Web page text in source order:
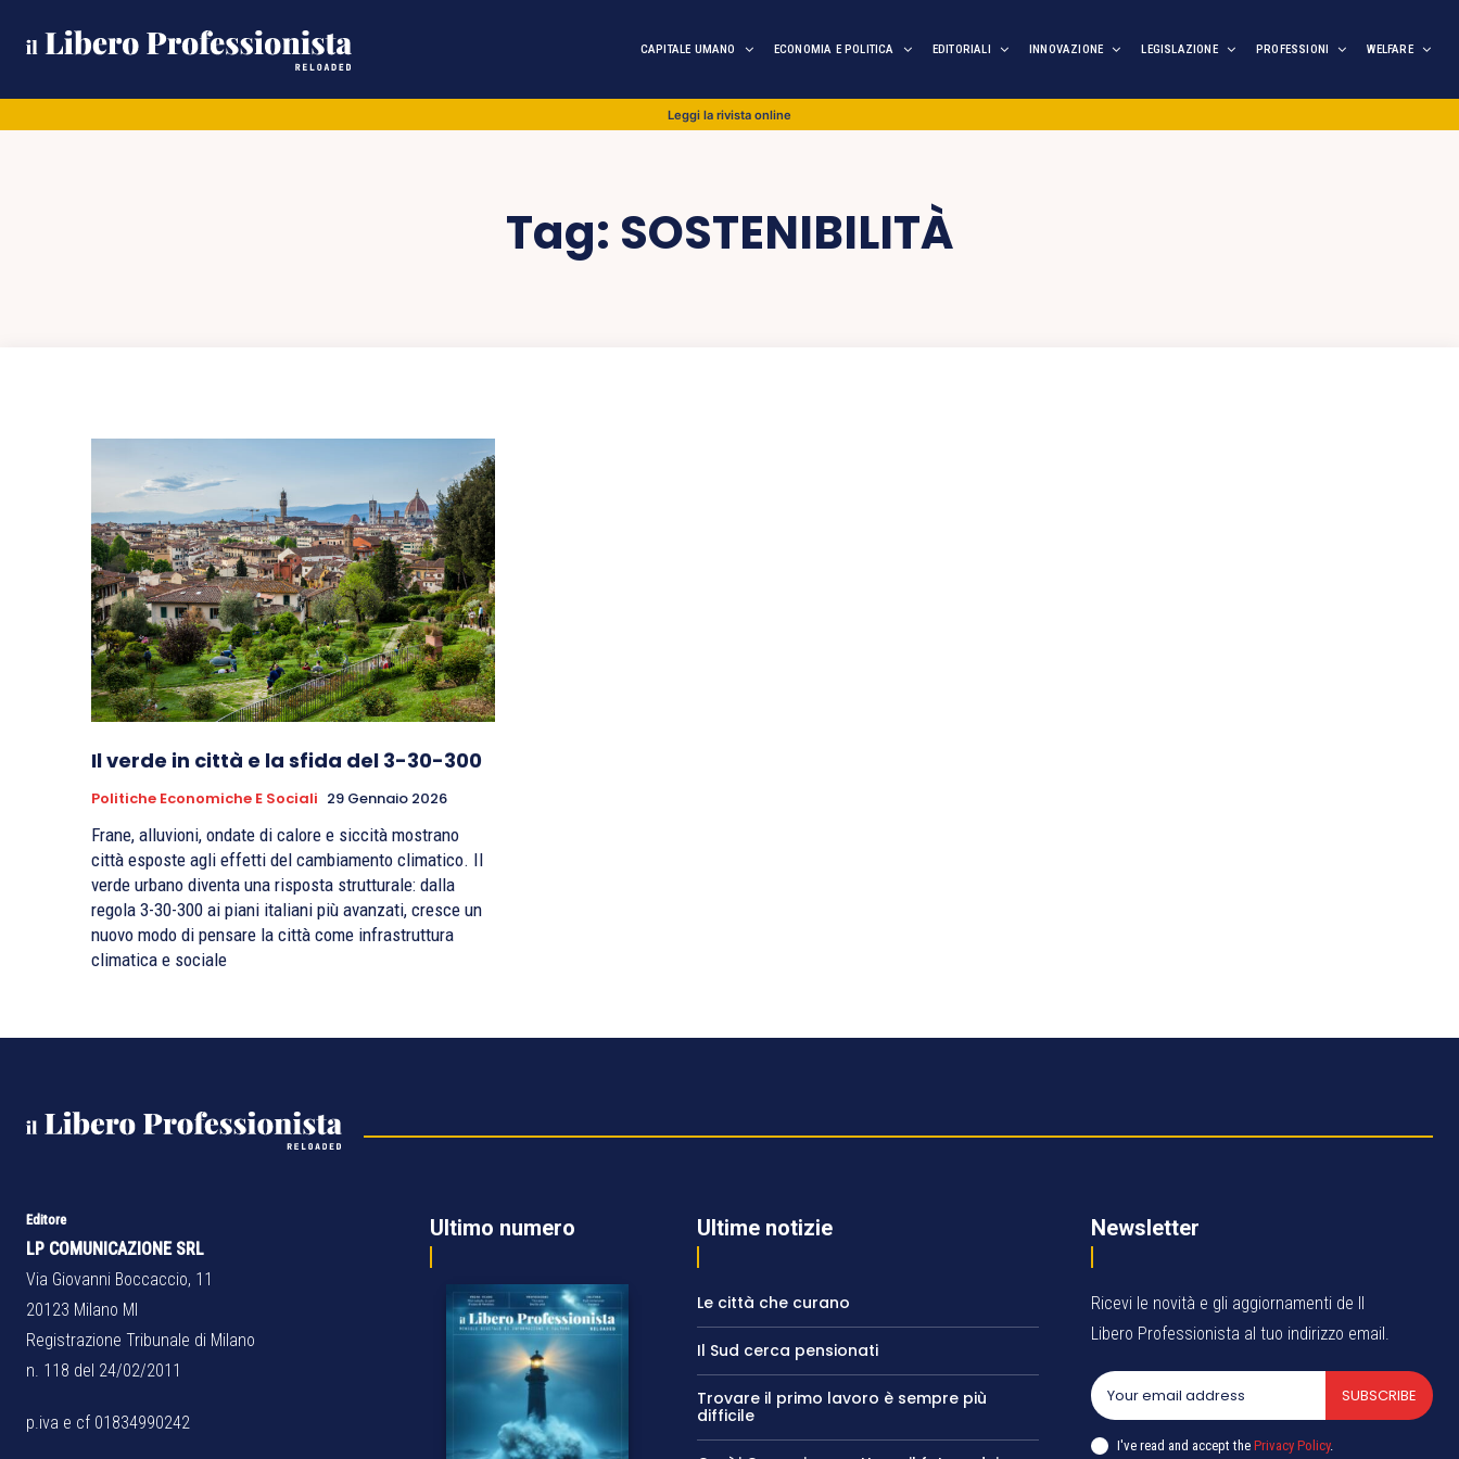
CAPITALE UMANO ECONOMIA E POLITICA EDITORIALI INNOVAZIONE LEGISLAZIONE PROFESSIONI WELFARE
Leggi la rivista online
Tag: SOSTENIBILITÀ
Il verde in città e la sfida del 3-30-300
Politiche Economiche E Sociali 29 Gennaio 2026
Frane, alluvioni, ondate di calore e siccità mostrano
città esposte agli effetti del cambiamento climatico. Il
verde urbano diventa una risposta strutturale: dalla
regola 3-30-300 ai piani italiani più avanzati, cresce un
nuovo modo di pensare la città come infrastruttura
climatica e sociale
Editore
LP COMUNICAZIONE SRL
Via Giovanni Boccaccio, 11
20123 Milano MI
Registrazione Tribunale di Milano
n. 118 del 24/02/2011
p.iva e cf 01834990242
Ultimo numero Ultime notizie
Le città che curano
Il Sud cerca pensionati
Trovare il primo lavoro è sempre più
difficile
Newsletter
Ricevi le novità e gli aggiornamenti de Il
Libero Professionista al tuo indirizzo email.
SUBSCRIBE
I've read and accept thePrivacy Policy.